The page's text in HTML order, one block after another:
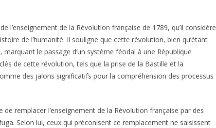
l’enseignement de la Révolution française de 1789, qu’il considère
de l’humanité. Il souligne que cette révolution, bien qu’étant
le passage d’un système féodal à une République
de cette révolution, tels que la prise de la Bastille et la
des jalons significatifs pour la compréhension des processus
remplacer l’enseignement de la Révolution française par des
Selon lui, ceux qui préconisent ce remplacement ne saisissent